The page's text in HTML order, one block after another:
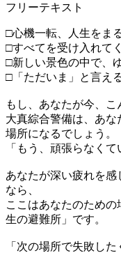
フリーテキスト
□心機一転、人生をま
□すべてを受け入れて
□新しい景色の中で、
□「ただいま」と言え
もし、あなたが今、こ
大真綜合警備は、あ
場所になるでしょう。
「もう、頑張らなくて
あなたが深い疲れを
なら、
ここはあなたのため
生の避難所」です。
「次の場所で失敗し